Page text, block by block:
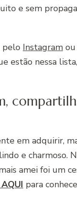
e sem
pelo Instagram ou
estão nessa
em adquirir,
e charmoso.
amei foi um
para